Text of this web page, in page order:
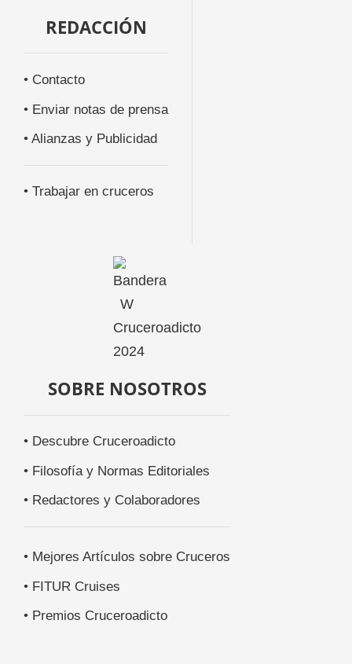
REDACCIÓN
• Contacto
• Enviar notas de prensa
• Alianzas y Publicidad
• Trabajar en cruceros
SOBRE NOSOTROS
• Descubre Cruceroadicto
• Filosofía y Normas Editoriales
• Redactores y Colaboradores
• Mejores Artículos sobre Cruceros
• FITUR Cruises
• Premios Cruceroadicto